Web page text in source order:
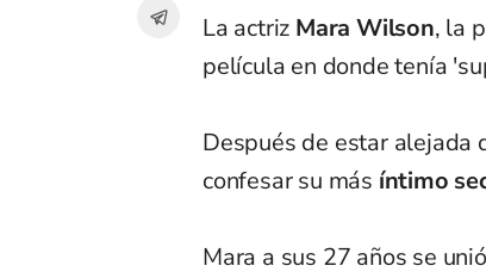
La actriz Mara Wilson, la
película en donde tenía
Después de estar alejada
confesar su más íntimo
Mara a sus 27 años se